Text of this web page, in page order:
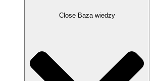
Close Baza wiedzy